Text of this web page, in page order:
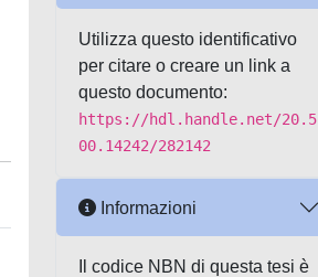
Utilizza questo identificativo
per citare o creare un link a
questo documento:
https://hdl.handle.net/20.5
00.14242/282142
Informazioni
Il codice NBN di questa tesi è